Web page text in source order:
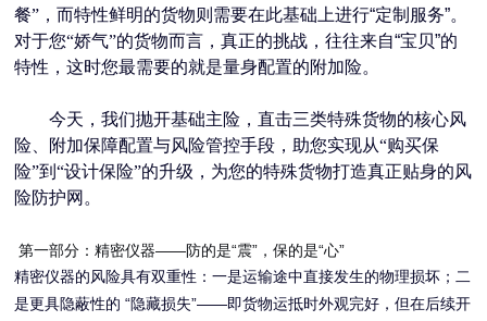
餐”，而特性鲜明的货物则需要在此基础上进行“定制服务”。
对于您“娇气”的货物而言，真正的挑战，往往来自“宝贝”的
特性，这时您最需要的就是量身配置的附加险。
今天，我们抛开基础主险，直击三类特殊货物的核心风
险、附加保障配置与风险管控手段，助您实现从“购买保
险”到“设计保险”的升级，为您的特殊货物打造真正贴身的风
险防护网。
第一部分：精密仪器——防的是“震” ，保的是“心”
精密仪器的风险具有双重性：一是运输途中直接发生的物理损坏；二
是更具隐蔽性的 “隐藏损失”——即货物运抵时外观完好，但在后续开